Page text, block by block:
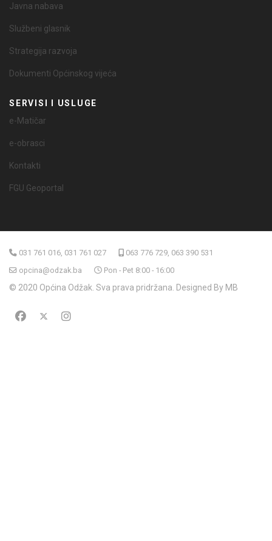
Javna nabava
Službeni glasnik
Strategija razvoja
Dokumenti Općinskog vijeća
SERVISI I USLUGE
e-Matičar
e-obrasci
Kontakti
FGU Geoportal
031 761 016, 031 761 027
063 776 729, 063 390 531
opcina@odzak.ba
Pon - Pet 8:00 - 16:00
© 2020 Općina Odžak. Sva prava pridržana. Designed By MB